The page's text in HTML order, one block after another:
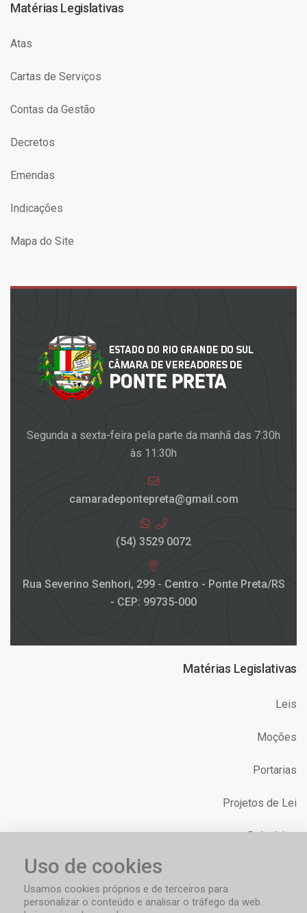
Matérias Legislativas
Atas
Cartas de Serviços
Contas da Gestão
Decretos
Emendas
Indicações
Mapa do Site
Segunda a sexta-feira pela parte da manhã das 7:30h
às 11:30h
camaradepontepreta@gmail.com
(54) 3529 0072
Rua Severino Senhori, 299 - Centro - Ponte Preta/RS
- CEP: 99735-000
Matérias Legislativas
Leis
Moções
Portarias
Projetos de Lei
Relatórios
Uso de cookies
Usamos cookies próprios e de terceiros para
personalizar o conteúdo e analisar o tráfego da web.